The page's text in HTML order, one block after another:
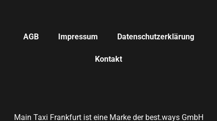
AGB Impressum Datenschutzerklärung
Kontakt
Main Taxi Frankfurt ist eine Marke der best.ways GmbH